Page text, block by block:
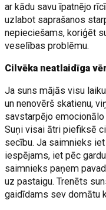
ar kādu savu īpatnējo
uzlabot saprašanos
nepieciešams, koriģēt
veselības problēmu.
Cilvēka neatlaidīga
Ja suns mājās visu
un nenovērš skatienu,
savstarpējo
Suņi visai ātri piefiksē
secību. Ja saimnieks
iespējams, iet pēc
saimnieks paņem
uz pastaigu. Trenēts
gaidīdams sev domātu